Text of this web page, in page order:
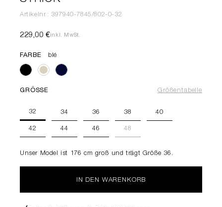
Artikelnr.: 397940-7845/802-0-32
229,00 €inkl. MwSt.
FARBE blé
GRÖSSE Größentabelle
32 34 36 38 40
42 44 46 48
Unser Model ist 176 cm groß und trägt Größe 36.
IN DEN WARENKORB